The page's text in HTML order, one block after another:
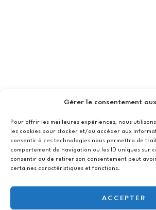
Gérer le consentement
Pour offrir les meilleures expériences, nous
les cookies pour stocker et/ou accéder aux
consentir à ces technologies nous permettra de
comportement de navigation ou les ID uniques sur
consentir ou de retirer son consentement peut
certaines caractéristiques et fonctions.
ACCEPTER